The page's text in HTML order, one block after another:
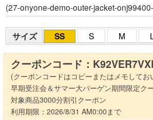
(27-onyone-demo-outer-jacket-
サイズ SS S M
クーポンコード：
(クーポンコードはコピーまたはメモしてお
早期受注会＆サマー大バーゲン期間限定ク
対象商品3000分割引クーポン
利用期限：2026/8/31 AM0:00まで